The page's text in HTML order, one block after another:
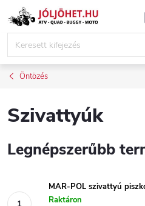
Ugrás
Öntözés
Szivattyúk
Legnépszerűbb
MAR-POL szivattyú
Raktáron